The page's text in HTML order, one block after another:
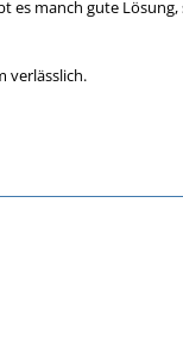
es manch gute
verlässlich.